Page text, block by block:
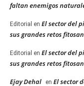
faltan enemigos
Editorial en El sector del
sus grandes retos
Editorial en El sector del
sus grandes retos
Ejay Dehal en El sector